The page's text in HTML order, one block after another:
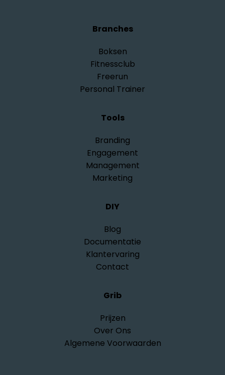
Branches
Boksen
Fitnessclub
Freerun
Personal Trainer
Tools
Branding
Engagement
Management
Marketing
DIY
Blog
Documentatie
Klantervaring
Contact
Grib
Prijzen
Over Ons
Algemene Voorwaarden